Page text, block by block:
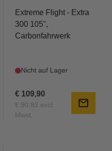
Extreme Flight - Extra
300 105",
Carbonfahrwerk
Nicht auf Lager
€ 109,90
€ 90,83 excl.
Mwst.
mail